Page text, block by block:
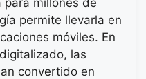
permite llevarla en
móviles. En
las
convertido en